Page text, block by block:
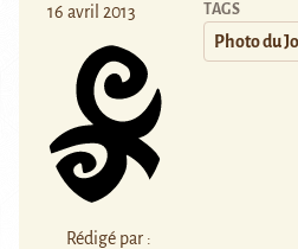
16 avril 2013
Rédigé par :
TAGS
Photo du